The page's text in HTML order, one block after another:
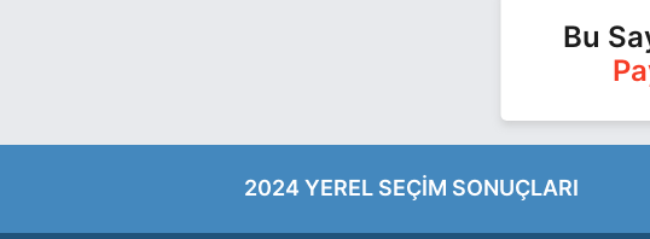
Bu
2024 YEREL SEÇİM SONUÇLARI